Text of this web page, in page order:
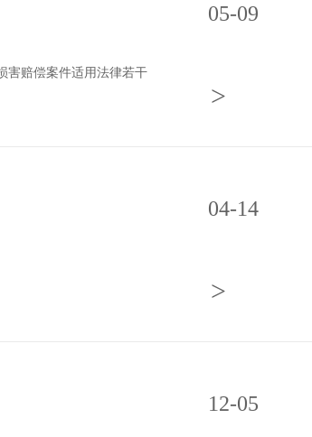
害赔偿案件适用法律若干
05-09
>
04-14
>
12-05